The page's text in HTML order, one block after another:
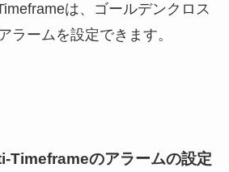
は、ゴールデンクロス
ラームを設定できます。
Timeframeのアラームの設定